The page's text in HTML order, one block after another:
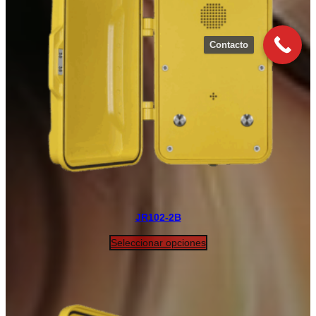
JR102-2B
Seleccionar opciones
Contacto